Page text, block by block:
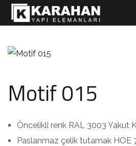
Motif 015
Öncelikli renk RAL 3003 Yakut
Paslanmaz çelik tutamak HOE